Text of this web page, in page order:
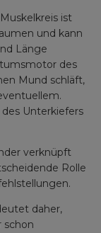
ist
und kann
Länge
des
Mund schläft,
Unterkiefers
verknüpft
Rolle
daher,
schon